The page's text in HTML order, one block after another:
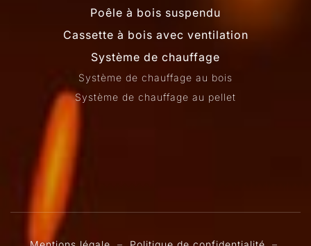
Poêle à bois suspendu
Cassette à bois avec ventilation
Système de chauffage
Système de chauffage au bois
Système de chauffage au pellet